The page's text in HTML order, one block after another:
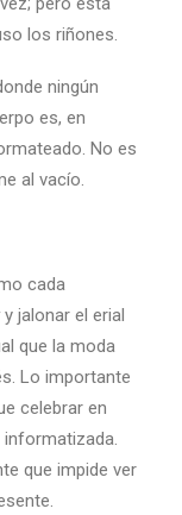
los riñones.
ningún
es, en
No es
al vacío.
cada
y jalonar el erial
que la moda
Lo importante
celebrar en
que impide ver